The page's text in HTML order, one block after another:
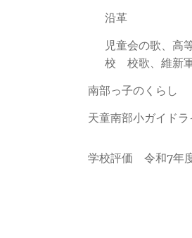
沿革
児童会の歌、高
校 校歌、維新
南部っ子のくらし
天童南部小ガイド
学校評価 令和7年